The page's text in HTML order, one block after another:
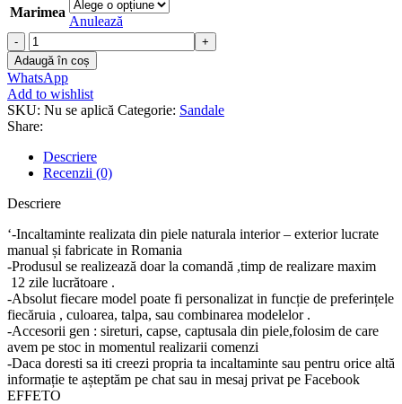
Marimea
Anulează
Cantitate
Sandale
piele
naturala
Newspaper
Black
Adaugă în coș
WhatsApp
Add to wishlist
SKU: Nu se aplică Categorie: Sandale
Share:
Descriere
Recenzii (0)
Descriere
‘-Incaltaminte realizata din piele naturala interior – exterior lucrate
manual și fabricate in Romania
-Produsul se realizează doar la comandă ,timp de realizare maxim
12 zile lucrătoare .
-Absolut fiecare model poate fi personalizat in funcție de preferințele
fiecăruia , culoarea, talpa, sau combinarea modelelor .
-Accesorii gen : sireturi, capse, captusala din piele,folosim de care
avem pe stoc in momentul realizarii comenzi
-Daca doresti sa iti creezi propria ta incaltaminte sau pentru orice altă
informație te așteptăm pe chat sau in mesaj privat pe Facebook
EFFETO